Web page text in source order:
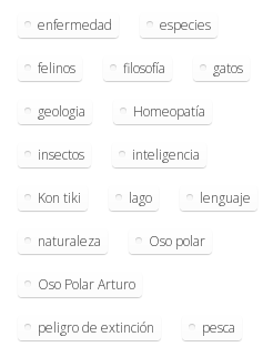
enfermedad especies
felinos filosofía gatos
geologia Homeopatía
insectos inteligencia
Kon tiki lago lenguaje
naturaleza Oso polar
Oso Polar Arturo
peligro de extinción pesca